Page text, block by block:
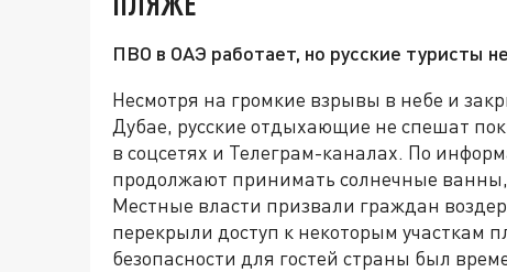
ПВО в ОАЭ работает, но русские туристы
Несмотря на громкие взрывы в небе и
Дубае, русские отдыхающие не спешат
в соцсетях и Телеграм-каналах. По
продолжают принимать солнечные
Местные власти призвали граждан
перекрыли доступ к некоторым участкам
безопасности для гостей страны был